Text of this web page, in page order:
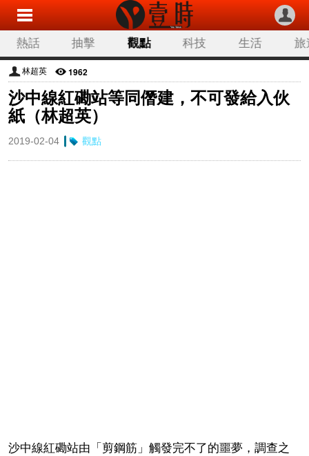
熱話 抽擊 觀點 科技 生活 旅
林超英 1962
沙中線紅磡站等同僭建，不可發給入伙
紙（林超英）
2019-02-04 觀點
沙中線紅磡站由「剪鋼筋」觸發完不了的噩夢，調查之